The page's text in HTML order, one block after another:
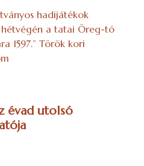
hadijátékok
hétvégén a tatai Öreg-tó
1597.” Török kori
évad utolsó